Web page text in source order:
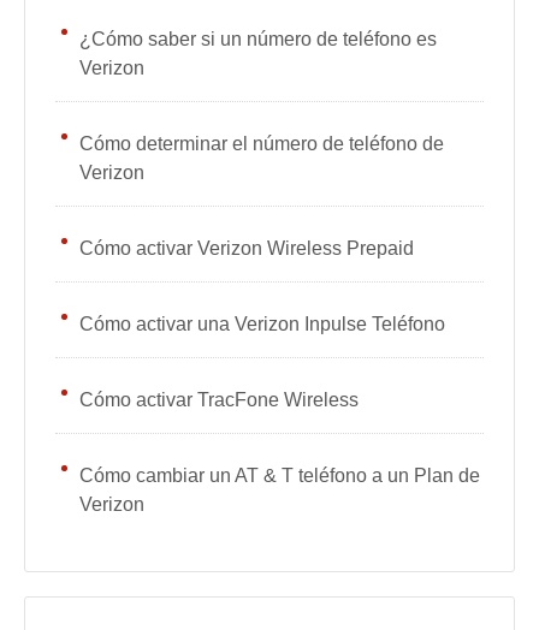
¿Cómo saber si un número de teléfono es
Verizon
Cómo determinar el número de teléfono de
Verizon
Cómo activar Verizon Wireless Prepaid
Cómo activar una Verizon Inpulse Teléfono
Cómo activar TracFone Wireless
Cómo cambiar un AT & T teléfono a un Plan de
Verizon